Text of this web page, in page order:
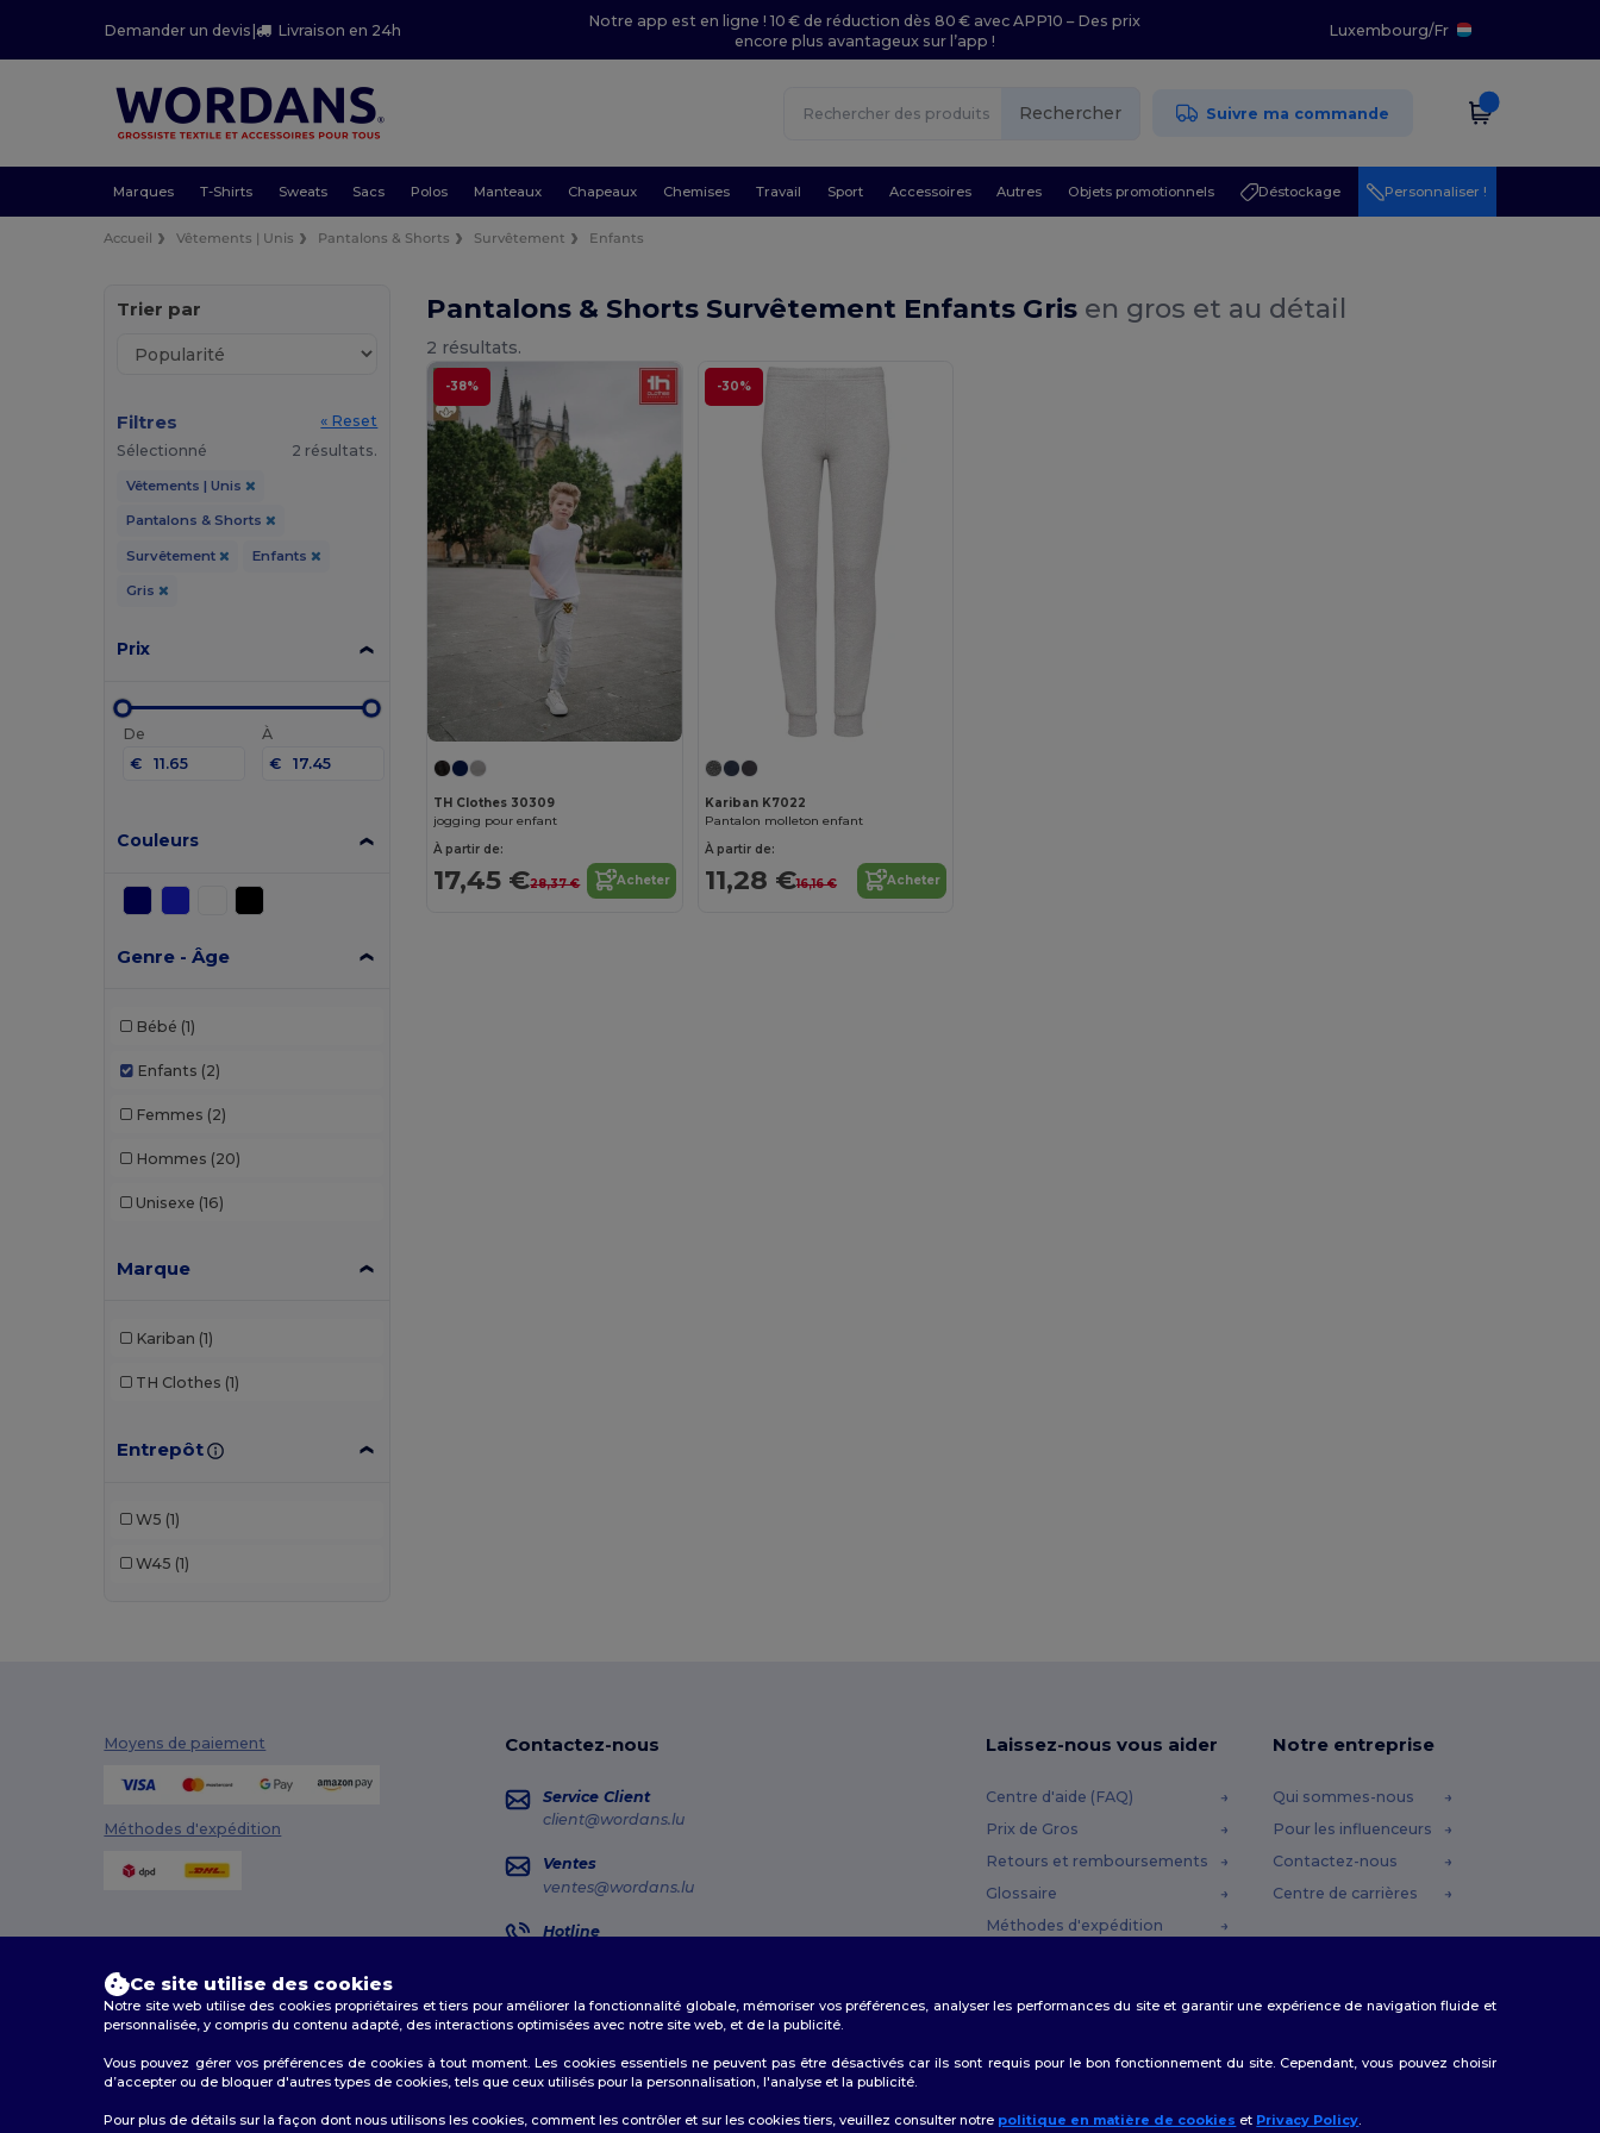
Demander un devis| Livraison en 24h
Notre app est en ligne ! 10 € de réduction dès 80 € avec APP10 – Des prix
encore plus avantageux sur l’app !
Luxembourg/Fr
Rechercher Suivre ma commande
Marques T-Shirts Sweats Sacs Polos Manteaux Chapeaux Chemises Travail Sport Accessoires Autres Objets promotionnels Déstockage Personnaliser !
Accueil Vêtements | Unis Pantalons & Shorts Survêtement Enfants
Trier par
Filtres
« Reset
Sélectionné
2 résultats.
Vêtements | Unis
Pantalons & Shorts
Survêtement Enfants
Gris
Prix
De
€
À
€
Couleurs
Genre - Âge
Bébé (1)
Enfants (2)
Femmes (2)
Hommes (20)
Unisexe (16)
Marque
Kariban (1)
TH Clothes (1)
Entrepôt
W5 (1)
W45 (1)
Pantalons & Shorts Survêtement Enfants Gris en gros et au détail
2 résultats.
-38%
TH Clothes 30309
jogging pour enfant
À partir de:
17,45 €28,37 € Acheter
-30%
Kariban K7022
Pantalon molleton enfant
À partir de:
11,28 €16,16 € Acheter
Moyens de paiement
Méthodes d'expédition
Contactez-nous
Service Client
client@wordans.lu
Ventes
ventes@wordans.lu
Hotline
Suivi de commande
Laissez-nous vous aider
Centre d'aide (FAQ)
Prix de Gros
Retours et remboursements
Glossaire
Méthodes d'expédition
Notre entreprise
Qui sommes-nous
Pour les influenceurs
Contactez-nous
Centre de carrières
2026. Tous droits réservés
Ce site utilise des cookies
Notre site web utilise des cookies propriétaires et tiers pour améliorer la fonctionnalité globale, mémoriser vos préférences, analyser les performances du site et garantir une expérience de navigation fluide et
personnalisée, y compris du contenu adapté, des interactions optimisées avec notre site web, et de la publicité.
Vous pouvez gérer vos préférences de cookies à tout moment. Les cookies essentiels ne peuvent pas être désactivés car ils sont requis pour le bon fonctionnement du site. Cependant, vous pouvez choisir
d’accepter ou de bloquer d'autres types de cookies, tels que ceux utilisés pour la personnalisation, l'analyse et la publicité.
Pour plus de détails sur la façon dont nous utilisons les cookies, comment les contrôler et sur les cookies tiers, veuillez consulter notre politique en matière de cookies et Privacy Policy.
👋 Bonjour